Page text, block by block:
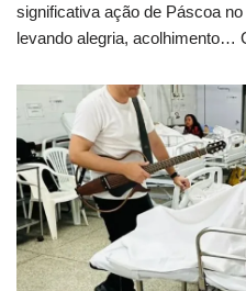
significativa ação de Páscoa
levando alegria, acolhimento…